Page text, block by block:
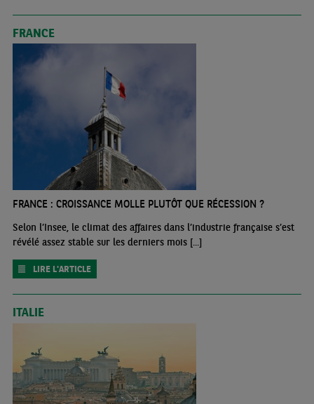
FRANCE
FRANCE : CROISSANCE MOLLE PLUTÔT QUE RÉCESSION ?
Selon l’Insee, le climat des affaires dans l’industrie française s’est
révélé assez stable sur les derniers mois [...]
LIRE L'ARTICLE
ITALIE